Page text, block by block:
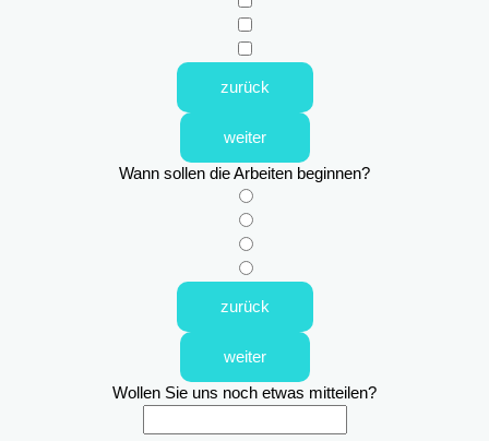
zurück
weiter
Wann sollen die Arbeiten beginnen?
zurück
weiter
Wollen Sie uns noch etwas mitteilen?